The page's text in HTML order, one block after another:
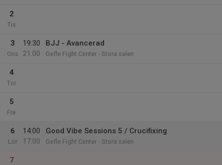
2
Tis
3
Ons
19:30
21:00
BJJ - Avancerad
Gefle Fight Center - Stora salen
4
Tor
5
Fre
6
Lör
14:00
17:00
Good Vibe Sessions 5 / Crucifixing
Gefle Fight Center - Stora salen
7